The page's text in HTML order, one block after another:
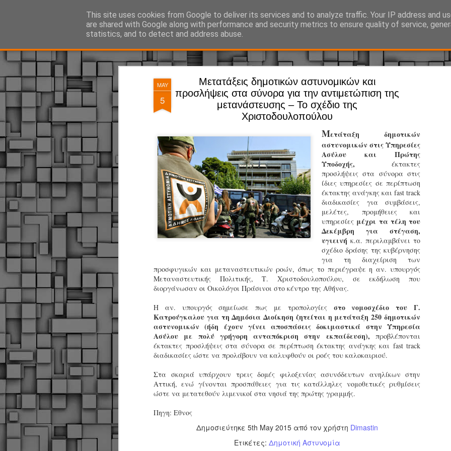
MAY
5
Μετατάξεις δημοτικών αστυνομικών και
προσλήψεις στα σύνορα για την αντιμετώπιση της
μετανάστευσης – Το σχέδιο της
Χριστοδουλοπούλου
Μετάταξη δημοτικών
αστυνομικών στις Υπηρεσίες
Ασύλου και Πρώτης
Υποδοχής, έκτακτες
προσλήψεις στα σύνορα στις
ίδιες υπηρεσίες σε περίπτωση
έκτακτης ανάγκης και fast track
διαδικασίες για συμβάσεις,
μελέτες, προμήθειες και
υπηρεσίες μέχρι τα τέλη του
Δεκέμβρη για στέγαση,
υγιεινή κ.α. περιλαμβάνει το
σχέδιο δράσης της κυβέρνησης
για τη διαχείριση των
προσφυγικών και μεταναστευτικών ροών, όπως το περιέγραψε η αν. υπουργός
Μεταναστευτικής Πολιτικής, Τ. Χριστοδουλοπούλου, σε εκδήλωση που
διοργάνωσαν οι Οικολόγοι Πράσινοι στο κέντρο της Αθήνας.
Η αν. υπουργός σημείωσε πως με τροπολογίες στο νομοσχέδιο του Γ.
Κατρούγκαλου για τη Δημόσια Διοίκηση ζητείται η μετάταξη 250 δημοτικών
αστυνομικών (ήδη έχουν γίνει αποσπάσεις δοκιμαστικά στην Υπηρεσία
Ασύλου με πολύ γρήγορη ανταπόκριση στην εκπαίδευση), προβλέπονται
έκτακτες προσλήψεις στα σύνορα σε περίπτωση έκτακτης ανάγκης και fast track
διαδικασίες ώστε να προλάβουν να καλυφθούν οι ροές του καλοκαιριού.
Στα σκαριά υπάρχουν τρεις δομές φιλοξενίας ασυνόδευτων ανηλίκων στην
Αττική, ενώ γίνονται προσπάθειες για τις κατάλληλες νομοθετικές ρυθμίσεις
ώστε να μετατεθούν λιμενικοί στα νησιά της πρώτης γραμμής.
Πηγη: Εθνος
Δημοσιεύτηκε 5th May 2015από τον χρήστη Dimastin
Ετικέτες: Δημοτική Αστυνομία
This site uses cookies from Google to deliver its services and to analyze traffic. Your IP address and
are shared with Google along with performance and security metrics to ensure quality of service,
statistics, and to detect and address abuse.
ΔΗΜΟΤΙΚΗ ΑΣΤΥΝΟΜΙΑ, τα νέα! Ό, τι συμβαίνει γύρω από τη Δημοτική Αστυνομία, την τοπική
Άργος -
Ξεκινά επίσημα η
Η Δημοτική Αστυνομία
καθώς από την 1η
επιχειρησιακή
παρουσία του Δήμου
χώρους.
Η νέα υπηρεσία θα
εκπαιδευμένους
ήδη ολοκληρώσει την
είναι έτοιμοι να
Στο πλαίσιο της
ολοκαίνουργια
JUN JUN
Απολογισμός των
ελέγχων σε ιδιοκτήτες